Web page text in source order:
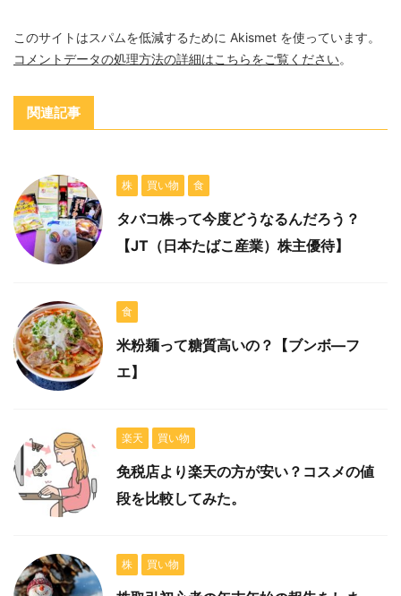
このサイトはスパムを低減するために Akismet を使っています。
コメントデータの処理方法の詳細はこちらをご覧ください。
関連記事
株 買い物 食
タバコ株って今度どうなるんだろう？
【JT（日本たばこ産業）株主優待】
食
米粉麺って糖質高いの？【ブンボ―フ
エ】
楽天 買い物
免税店より楽天の方が安い？コスメの値
段を比較してみた。
株 買い物